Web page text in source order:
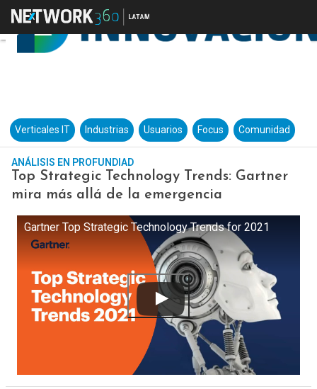
Verticales IT Industrias Usuarios Focus Comunidad
ANÁLISIS EN PROFUNDIAD
Top Strategic Technology Trends: Gartner
mira más allá de la emergencia
Gartner Top Strategic Technology Trends for 2021